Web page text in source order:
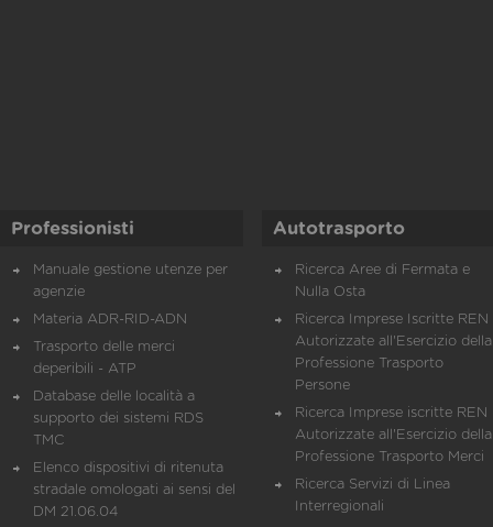
Professionisti
Manuale gestione utenze per
agenzie
Materia ADR-RID-ADN
Trasporto delle merci
deperibili - ATP
Database delle località a
supporto dei sistemi RDS
TMC
Elenco dispositivi di ritenuta
stradale omologati ai sensi del
DM 21.06.04
Autotrasporto
Ricerca Aree di Fermata e
Nulla Osta
Ricerca Imprese Iscritte REN
Autorizzate all'Esercizio della
Professione Trasporto
Persone
Ricerca Imprese iscritte REN
Autorizzate all'Esercizio della
Professione Trasporto Merci
Ricerca Servizi di Linea
Interregionali